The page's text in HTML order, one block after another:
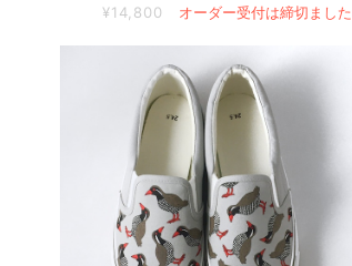
¥14,800
オーダー受付は締切ました